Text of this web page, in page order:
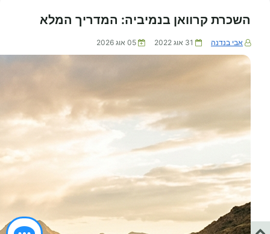
השכרת קרוואן בנמיביה: המדריך המלא
אבי בנדנה 31 אוג 2022 05 אוג 2026